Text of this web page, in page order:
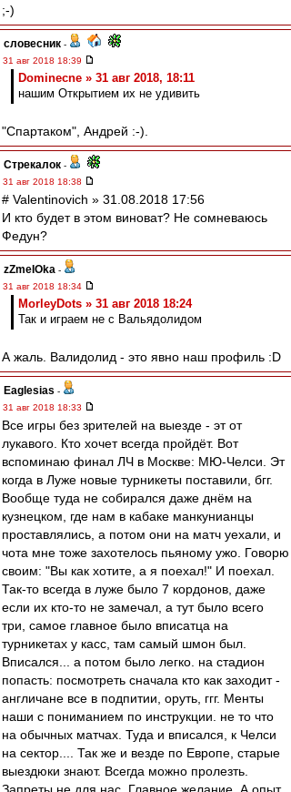
;-)
словесник -
31 авг 2018 18:39
Dominecne » 31 авг 2018, 18:11
нашим Открытием их не удивить
"Спартаком", Андрей :-).
Стрекалок -
31 авг 2018 18:38
# Valentinovich » 31.08.2018 17:56
И кто будет в этом виноват? Не сомневаюсь
Федун?
zZmeIOka -
31 авг 2018 18:34
MorleyDots » 31 авг 2018 18:24
Так и играем не с Вальядолидом
А жаль. Валидолид - это явно наш профиль :D
Eaglesias -
31 авг 2018 18:33
Все игры без зрителей на выезде - эт от
лукавого. Кто хочет всегда пройдёт. Вот
вспоминаю финал ЛЧ в Москве: МЮ-Челси. Эт
когда в Луже новые турникеты поставили, бгг.
Вообще туда не собирался даже днём на
кузнецком, где нам в кабаке манкунианцы
проставлялись, а потом они на матч уехали, и
чота мне тоже захотелось пьяному ужо. Говорю
своим: "Вы как хотите, а я поехал!" И поехал.
Так-то всегда в луже было 7 кордонов, даже
если их кто-то не замечал, а тут было всего
три, самое главное было вписатца на
турникетах у касс, там самый шмон был.
Вписался... а потом было легко. на стадион
попасть: посмотреть сначала кто как заходит -
англичане все в подпитии, оруть, ггг. Менты
наши с пониманием по инструкции. не то что
на обычных матчах. Туда и вписался, к Челси
на сектор.... Так же и везде по Европе, старые
выездюки знают. Всегда можно пролезть.